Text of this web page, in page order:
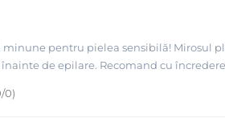
pentru pielea sensibilă! Mirosul
de epilare. Recomand cu
/0)